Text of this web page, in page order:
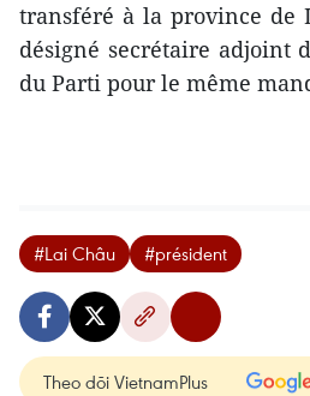
transféré à la province de
désigné secrétaire adjoint
du Parti pour le même
#Lai Châu #président
Theo dõi VietnamPlus